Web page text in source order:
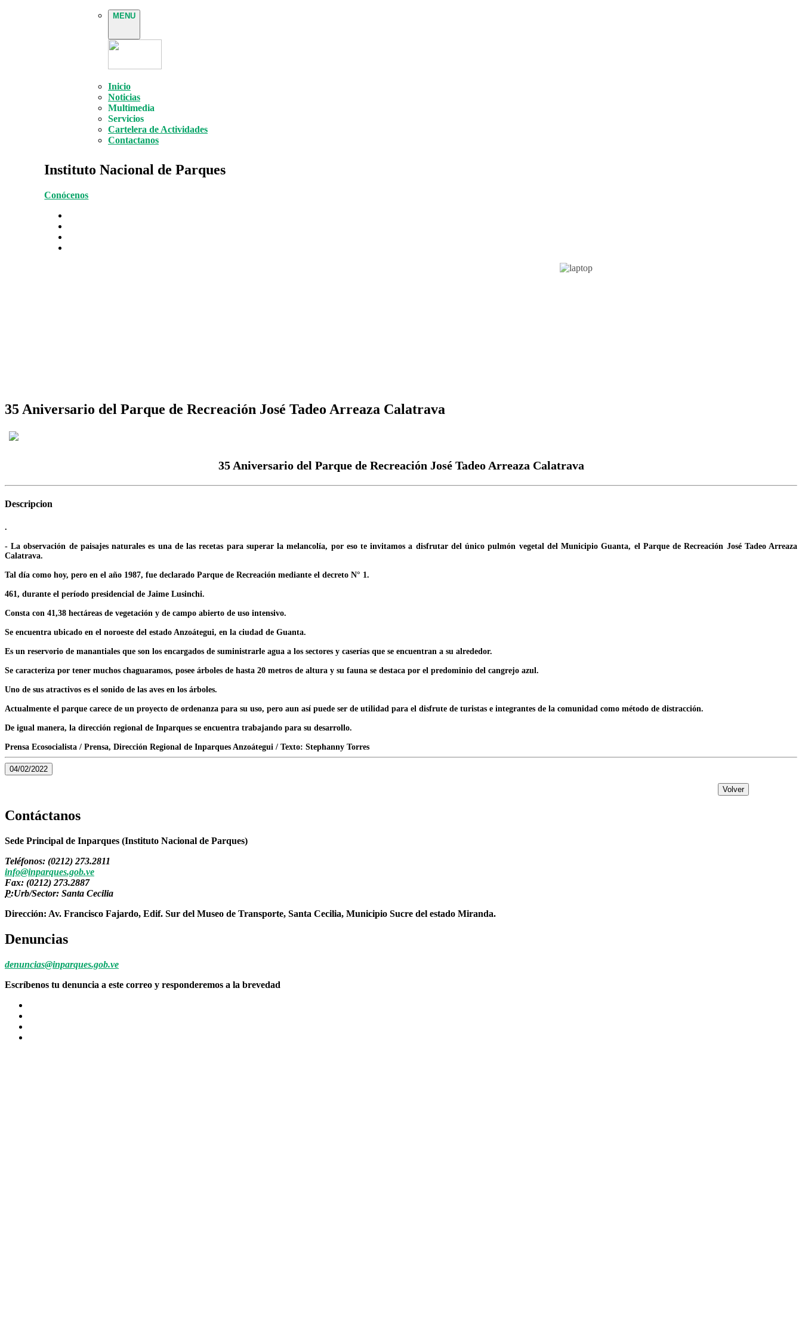
MENU
Inicio
Noticias
Multimedia
Servicios
Cartelera de Actividades
Contactanos
Instituto Nacional de Parques
Conócenos
35 Aniversario del Parque de Recreación José Tadeo Arreaza Calatrava
35 Aniversario del Parque de Recreación José Tadeo Arreaza Calatrava
Descripcion
.
- La observación de paisajes naturales es una de las recetas para superar la melancolía, por eso te invitamos a disfrutar del único pulmón vegetal del Municipio Guanta, el Parque de Recreación José Tadeo Arreaza
Calatrava.
Tal día como hoy, pero en el año 1987, fue declarado Parque de Recreación mediante el decreto N° 1.
461, durante el período presidencial de Jaime Lusinchi.
Consta con 41,38 hectáreas de vegetación y de campo abierto de uso intensivo.
Se encuentra ubicado en el noroeste del estado Anzoátegui, en la ciudad de Guanta.
Es un reservorio de manantiales que son los encargados de suministrarle agua a los sectores y caserías que se encuentran a su alrededor.
Se caracteriza por tener muchos chaguaramos, posee árboles de hasta 20 metros de altura y su fauna se destaca por el predominio del cangrejo azul.
Uno de sus atractivos es el sonido de las aves en los árboles.
Actualmente el parque carece de un proyecto de ordenanza para su uso, pero aun así puede ser de utilidad para el disfrute de turistas e integrantes de la comunidad como método de distracción.
De igual manera, la dirección regional de Inparques se encuentra trabajando para su desarrollo.
Prensa Ecosocialista / Prensa, Dirección Regional de Inparques Anzoátegui / Texto: Stephanny Torres
04/02/2022
Volver
Contáctanos
Sede Principal de Inparques (Instituto Nacional de Parques)
Teléfonos: (0212) 273.2811
info@inparques.gob.ve
Fax: (0212) 273.2887
P:Urb/Sector: Santa Cecilia
Dirección: Av. Francisco Fajardo, Edif. Sur del Museo de Transporte, Santa Cecilia, Municipio Sucre del estado Miranda.
Denuncias
denuncias@inparques.gob.ve
Escríbenos tu denuncia a este correo y responderemos a la brevedad